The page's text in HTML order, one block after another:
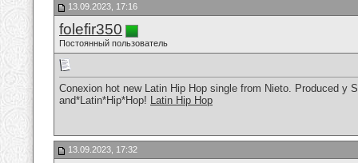
13.09.2023, 17:16
folefir350
Постоянный пользователь
Conexion hot new Latin Hip Hop single from Nieto. Produced y
and*Latin*Hip*Hop! Latin Hip Hop
13.09.2023, 17:32